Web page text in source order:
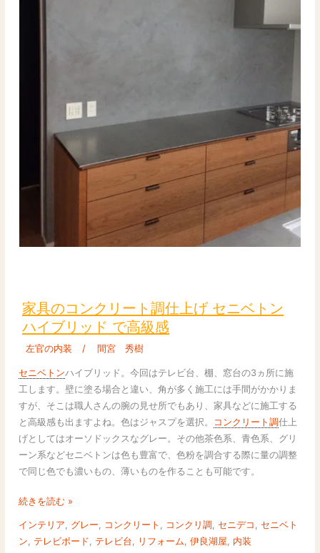
家具のコンクリート調仕上げ セニベトン
ハイブリッド で高級感
左官の内装 / 間宮 秀樹
セニベトンハイブリッド。今回はテレビ台、棚、窓台の3ヵ所に施
工します。壁に塗る場合と違い、角が多く施工には手間がかかりま
すが、そこは職人さんの腕の見せ所でもあり、家具などに施工する
と高級感も出ますよね。色はジャスプを選択。
コンクリート調仕上
げとしてはオーソドックスなグレー。その他茶色系、青色系、グリ
ーン系などセニベトンは色も豊富で、色粉を調合する際に量の調整
で同じ色でも濃いもの、薄いものを作ることも可能です。
の
コ
ン
ク
ー
仕
ニ
ト
ン
続きを読む »
インテリア グレー コンクリート コンクリ調 セニデコ
セニベト
ン
テレビボード テレビ台 リフォーム ,伊良湖屋 内装